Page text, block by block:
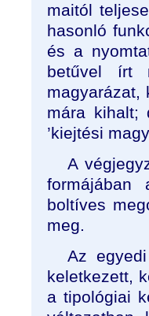
maitól
hasonló
és a
betűvel írt
magyarázat,
mára kihalt;
’kiejtési
A
formájában
boltíves
meg.
Az
keletkezett,
a tipológiai